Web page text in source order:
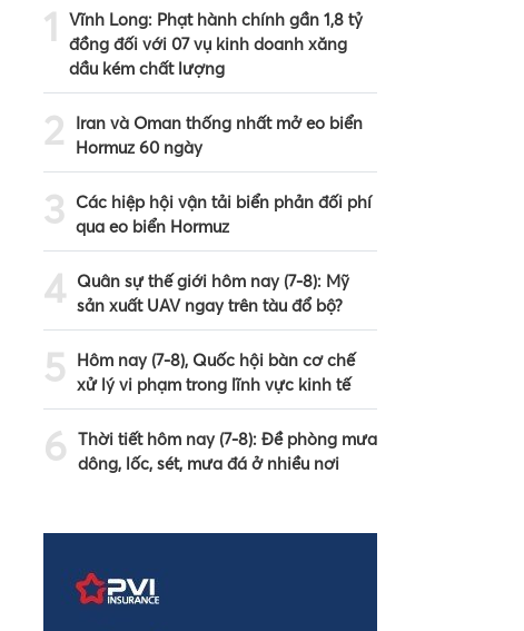
1
Vĩnh Long: Phạt hành chính gần 1,8 tỷ
đồng đối với 07 vụ kinh doanh xăng
dầu kém chất lượng
2
Iran và Oman thống nhất mở eo biển
Hormuz 60 ngày
3 Các hiệp hội vận tải biển phản đối phí
qua eo biển Hormuz
4 Quân sự thế giới hôm nay (7-8): Mỹ
sản xuất UAV ngay trên tàu đổ bộ?
5
Hôm nay (7-8), Quốc hội bàn cơ chế
xử lý vi phạm trong lĩnh vực kinh tế
6 Thời tiết hôm nay (7-8): Đề phòng mưa
dông, lốc, sét, mưa đá ở nhiều nơi